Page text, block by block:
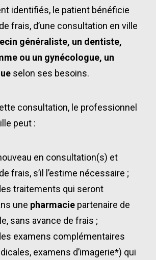
identifiés, le patient bénéficie
frais, d’une consultation en ville
généraliste, un dentiste,
ou un gynécologue, un
selon ses besoins.
consultation, le professionnel
peut :
en consultation(s) et
frais, s’il l’estime nécessaire ;
traitements qui seront
une pharmacie partenaire de
sans avance de frais ;
examens complémentaires
examens d’imagerie*) qui